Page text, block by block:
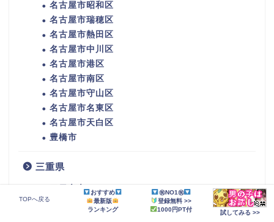
名古屋市昭和区
名古屋市瑞穂区
名古屋市熱田区
名古屋市中川区
名古屋市港区
名古屋市南区
名古屋市守山区
名古屋市名東区
名古屋市天白区
豊橋市
三重県
四日市市
TOPへ戻る
おすすめ
最新版
ランキング
㊗NO1㊗
登録無料 >>
1000円PT付
試してみる >>